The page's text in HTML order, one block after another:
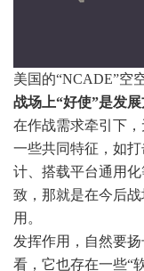
美国的“NCADE”空
战场上“好使”是发展
在作战需求牵引下
一些共同特征，如
计、搭载平台通用
致，那就是在今后
用。
发挥作用，自然要
看，它也存在一些“软